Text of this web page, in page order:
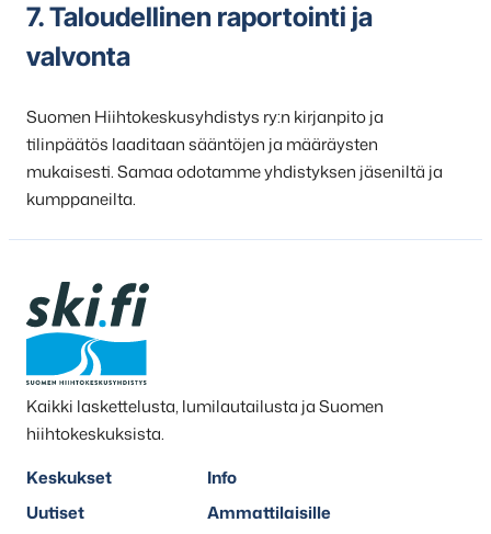
7. Taloudellinen raportointi ja
valvonta
Suomen Hiihtokeskusyhdistys ry:n kirjanpito ja
tilinpäätös laaditaan sääntöjen ja määräysten
mukaisesti. Samaa odotamme yhdistyksen jäseniltä ja
kumppaneilta.
Kaikki laskettelusta, lumilautailusta ja Suomen
hiihtokeskuksista.
Keskukset
Info
Uutiset
Ammattilaisille